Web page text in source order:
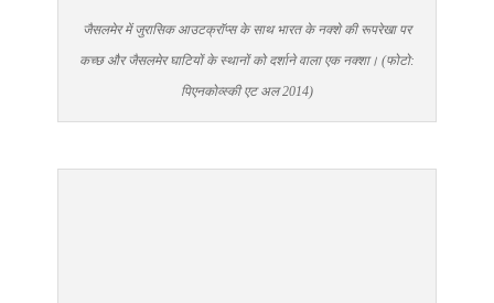
जैसलमेर में जुरासिक आउटक्रॉप्स के साथ भारत के नक्शे की रूपरेखा पर
कच्छ और जैसलमेर घाटियों के स्थानों को दर्शाने वाला एक नक्शा। (फोटो:
पिएनकोव्स्की एट अल 2014)